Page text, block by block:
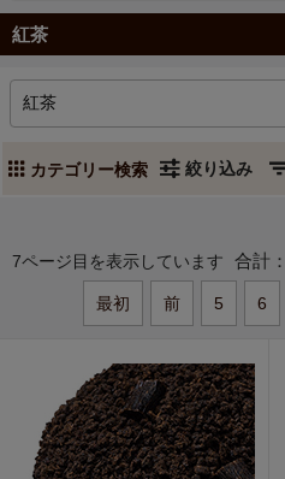
紅茶
カテゴリー検索 絞り込み
7ページ目を表示しています 合計：
最初 前 5 6